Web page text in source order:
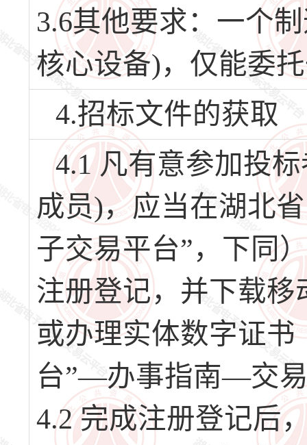
3.6其他要求：一个
核心设备)，仅能委
4.招标文件的获取
4.1 凡有意参加投
成员)，应当在湖北
子交易平台”，下同
注册登记，并下载
或办理实体数字证
台”—办事指南—交
4.2 完成注册登记后